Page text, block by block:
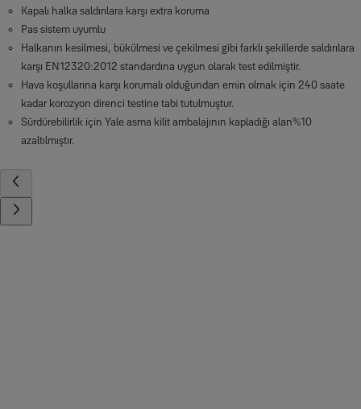
Kapalı halka saldırılara karşı extra koruma
Pas sistem uyumlu
Halkanın kesilmesi, bükülmesi ve çekilmesi gibi farklı şekillerde saldırılara
karşı EN12320:2012 standardına uygun olarak test edilmiştir.
Hava koşullarına karşı korumalı olduğundan emin olmak için 240 saate
kadar korozyon direnci testine tabi tutulmuştur.
Sürdürebilirlik için Yale asma kilit ambalajının kapladığı alan%10
azaltılmıştır.